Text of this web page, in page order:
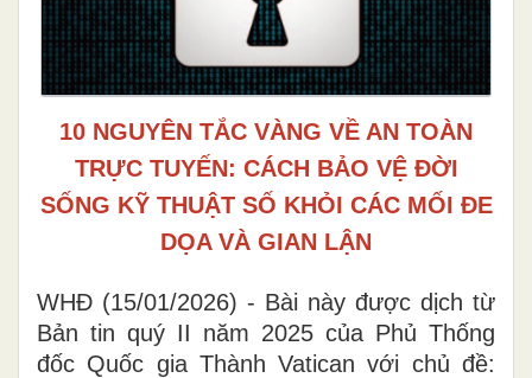
10 NGUYÊN TẮC VÀNG VỀ AN TOÀN
TRỰC TUYẾN: CÁCH BẢO VỆ ĐỜI
SỐNG KỸ THUẬT SỐ KHỎI CÁC MỐI ĐE
DỌA VÀ GIAN LẬN
WHĐ (15/01/2026) - Bài này được dịch từ
Bản tin quý II năm 2025 của Phủ Thống
đốc Quốc gia Thành Vatican với chủ đề: